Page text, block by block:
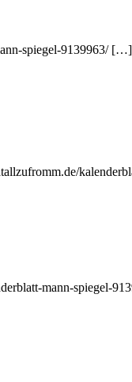
spiegel-9139963/ […]
mann-spiegel-